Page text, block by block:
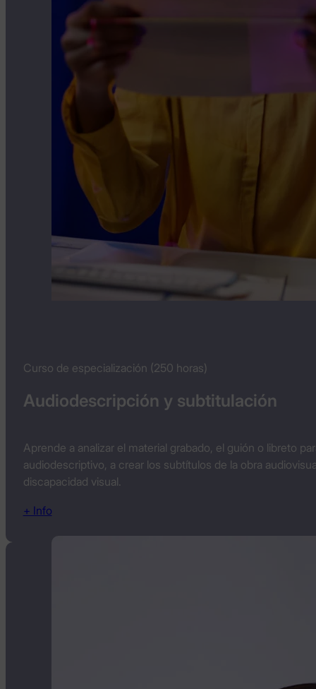
Audiodescripción y subtitulación
Curso de especialización (250 horas)
Aprende a analizar el material grabado, el guión o libreto
audiodescriptivo, a crear los subtítulos de la obra
discapacidad visual.
+ Info